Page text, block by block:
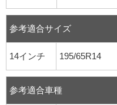
参考適合サイズ
14インチ 195/65R14
参考適合車種